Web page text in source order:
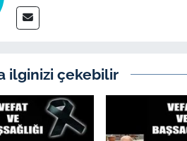
ilginizi çekebilir